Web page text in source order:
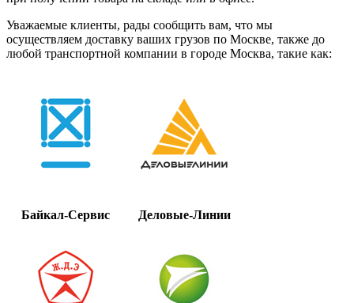
Уважаемые клиенты, рады сообщить вам, что мы
осуществляем доставку ваших грузов по Москве, также до
любой транспортной компании в городе Москва, такие как:
Байкал-Сервис Деловые-Линии